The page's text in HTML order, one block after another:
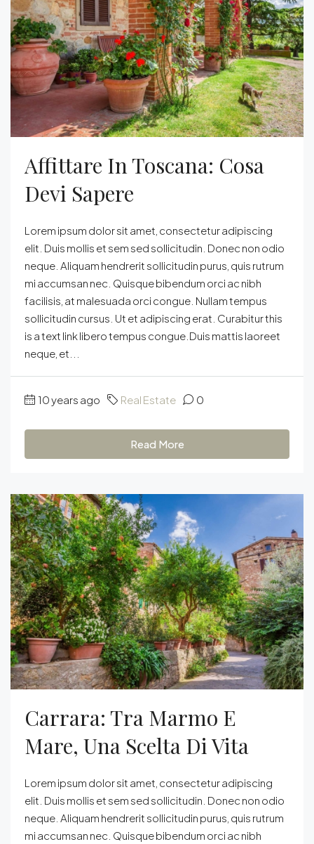
Affittare In Toscana: Cosa
Devi Sapere
Lorem ipsum dolor sit amet, consectetur adipiscing
elit. Duis mollis et sem sed sollicitudin. Donec non odio
neque. Aliquam hendrerit sollicitudin purus, quis rutrum
mi accumsan nec. Quisque bibendum orci ac nibh
facilisis, at malesuada orci congue. Nullam tempus
sollicitudin cursus. Ut et adipiscing erat. Curabitur this
is a text link libero tempus congue.Duis mattis laoreet
neque, et...
10 years ago Real Estate 0
Read More
Carrara: Tra Marmo E
Mare, Una Scelta Di Vita
Lorem ipsum dolor sit amet, consectetur adipiscing
elit. Duis mollis et sem sed sollicitudin. Donec non odio
neque. Aliquam hendrerit sollicitudin purus, quis rutrum
mi accumsan nec. Quisque bibendum orci ac nibh